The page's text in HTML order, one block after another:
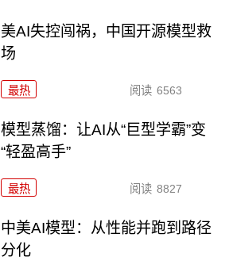
美AI失控闯祸，中国开源模型救
场
最热 阅读 6563
模型蒸馏：让AI从“巨型学霸”变
“轻盈高手”
最热 阅读 8827
中美AI模型：从性能并跑到路径
分化